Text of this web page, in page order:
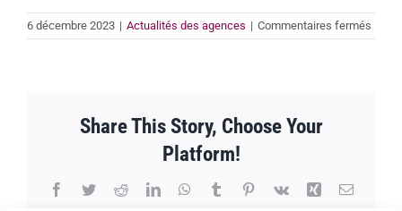
6 décembre 2023 | Actualités des agences | Commentaires fermés
Série
Share This Story, Choose Your
Platform!
Facebook
TwitterRedditLinkedInWhatsApp
TumblrPinterest
Vk Xing Email